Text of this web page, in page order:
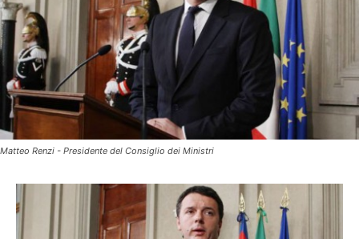
Matteo Renzi - Presidente del Consiglio dei Ministri